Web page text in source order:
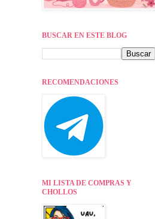
BUSCAR EN ESTE BLOG
RECOMENDACIONES
MI LISTA DE COMPRAS Y
CHOLLOS